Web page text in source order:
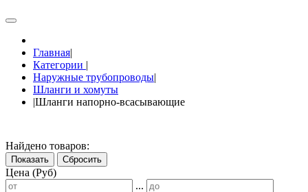
Главная|
Категории |
Наружные трубопроводы|
Шланги и хомуты
|Шланги напорно-всасывающие
Найдено товаров:
Показать Сбросить
Цена (Руб)
...